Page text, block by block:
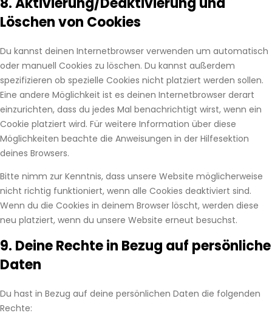
Löschen von Cookies
Du kannst deinen Internetbrowser verwenden um automatisch
oder manuell Cookies zu löschen. Du kannst außerdem
spezifizieren ob spezielle Cookies nicht platziert werden sollen.
Eine andere Möglichkeit ist es deinen Internetbrowser derart
einzurichten, dass du jedes Mal benachrichtigt wirst, wenn ein
Cookie platziert wird. Für weitere Information über diese
Möglichkeiten beachte die Anweisungen in der Hilfesektion
deines Browsers.
Bitte nimm zur Kenntnis, dass unsere Website möglicherweise
nicht richtig funktioniert, wenn alle Cookies deaktiviert sind.
Wenn du die Cookies in deinem Browser löscht, werden diese
neu platziert, wenn du unsere Website erneut besuchst.
9. Deine Rechte in Bezug auf persönliche
Daten
Du hast in Bezug auf deine persönlichen Daten die folgenden
Rechte: